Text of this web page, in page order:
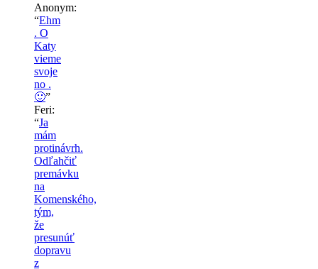
Anonym:
“Ehm
. O
Katy
vieme
svoje
no .
🙂”
Feri:
“Ja
mám
protinávrh.
Odľahčiť
premávku
na
Komenského,
tým,
že
presunúť
dopravu
z